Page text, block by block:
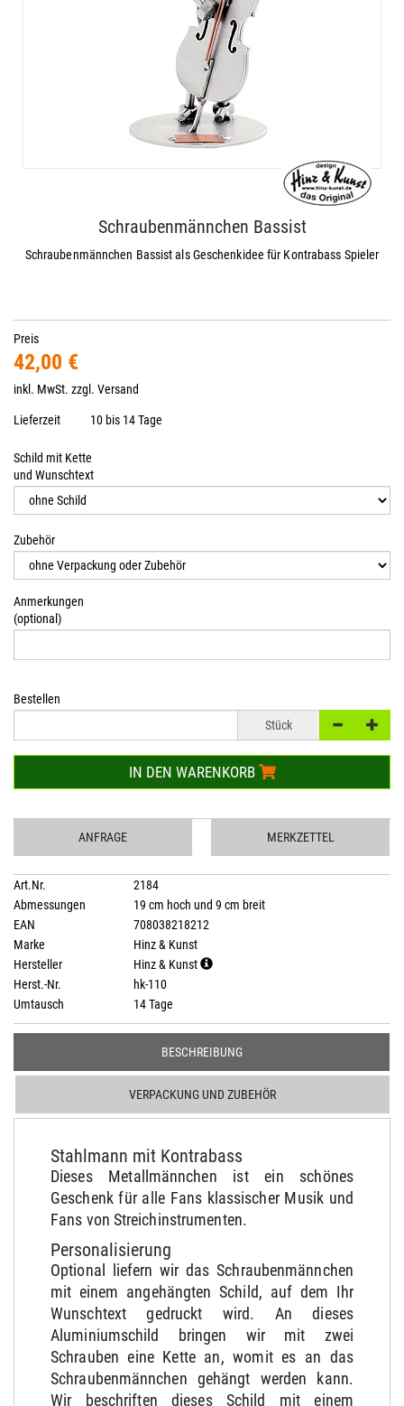
Schraubenmännchen Bassist
Schraubenmännchen Bassist als Geschenkidee für Kontrabass Spieler
Preis
42,00 €
inkl. MwSt. zzgl. Versand
Lieferzeit 10 bis 14 Tage
Schild mit Kette
und Wunschtext
Zubehör
Anmerkungen
(optional)
Bestellen
Stück
IN DEN WARENKORB
ANFRAGE MERKZETTEL
Art.Nr.
2184
Abmessungen
19 cm hoch und 9 cm breit
EAN
708038218212
Marke
Hinz & Kunst
Hersteller
Hinz & Kunst
Herst.-Nr.
hk-110
Umtausch
14 Tage
BESCHREIBUNG
VERPACKUNG UND ZUBEHÖR
Stahlmann mit Kontrabass
Dieses Metallmännchen ist ein schönes
Geschenk für alle Fans klassischer Musik und
Fans von Streichinstrumenten.
Personalisierung
Optional liefern wir das Schraubenmännchen
mit einem angehängten Schild, auf dem Ihr
Wunschtext gedruckt wird. An dieses
Aluminiumschild bringen wir mit zwei
Schrauben eine Kette an, womit es an das
Schraubenmännchen gehängt werden kann.
Wir beschriften dieses Schild mit einem